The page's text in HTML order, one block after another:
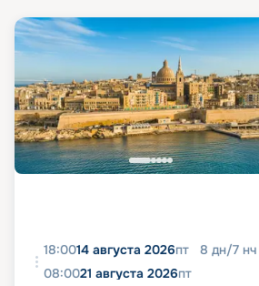
18:0014 августа 2026пт 8 дн/7 нч
08:0021 августа 2026пт